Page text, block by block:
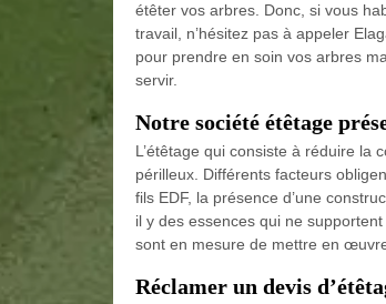
étêter vos arbres. Donc, si vous
travail, n’hésitez pas à appeler
pour prendre en soin vos arbres
servir.
Notre société étêtage
L’étêtage qui consiste à réduire la
périlleux. Différents facteurs
fils EDF, la présence d’une
il y des essences qui ne
sont en mesure de mettre en
Réclamer un devis